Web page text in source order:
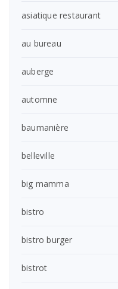
asiatique restaurant
au bureau
auberge
automne
baumanière
belleville
big mamma
bistro
bistro burger
bistrot